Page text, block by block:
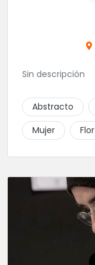
Sin descripción
Abstracto
Mujer
Flor